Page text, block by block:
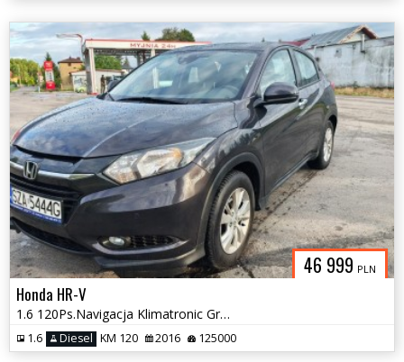
46 999 PLN
Honda HR-V
1.6 120Ps.Navigacja Klimatronic Grzane Fotele 2016
1.6 Diesel KM 120 2016 125000